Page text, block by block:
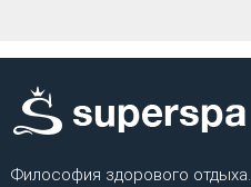
Философия здорового отдыха.